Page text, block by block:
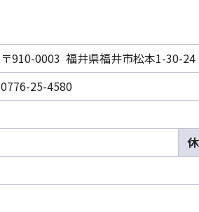
〒910-0003 福井県福井市松本1-30-24
0776-25-4580